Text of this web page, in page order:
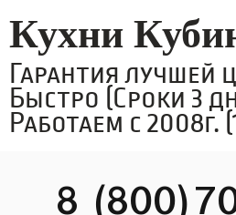
Кухни
Гарантия лучшей
Быстро (Сроки 3
Работаем с 2008г.
8